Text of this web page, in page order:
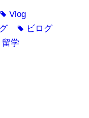
tagVlog
tag ビログ
留学